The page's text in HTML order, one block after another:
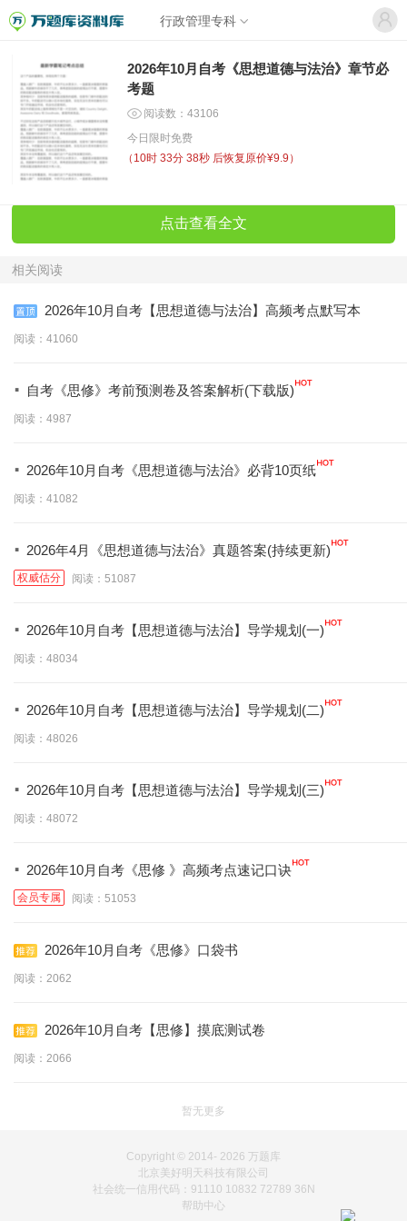
行政管理专科
2026年10月自考《思想道德与法治》章节必
考题
阅读数：43106
今日限时免费
（ 10时 33分 37秒 后恢复原价¥9.9）
点击查看全文
相关阅读
2026年10月自考【思想道德与法治】高频考点默写本
阅读：41060
· 自考《思修》考前预测卷及答案解析(下载版)
阅读：4987
· 2026年10月自考《思想道德与法治》必背10页纸
阅读：41082
· 2026年4月《思想道德与法治》真题答案(持续更新)
权威估分 阅读：51087
· 2026年10月自考【思想道德与法治】导学规划(一)
阅读：48034
· 2026年10月自考【思想道德与法治】导学规划(二)
阅读：48026
· 2026年10月自考【思想道德与法治】导学规划(三)
阅读：48072
· 2026年10月自考《思修 》高频考点速记口诀
会员专属 阅读：51053
2026年10月自考《思修》口袋书
阅读：2062
2026年10月自考【思修】摸底测试卷
阅读：2066
暂无更多
Copyright © 2014- 2026 万题库
北京美好明天科技有限公司
社会统一信用代码：91110 10832 72789 36N
帮助中心